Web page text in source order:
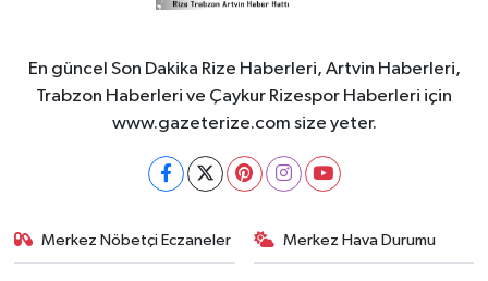
En güncel Son Dakika Rize Haberleri, Artvin Haberleri,
Trabzon Haberleri ve Çaykur Rizespor Haberleri için
www.gazeterize.com size yeter.
Merkez Nöbetçi Eczaneler Merkez Hava Durumu